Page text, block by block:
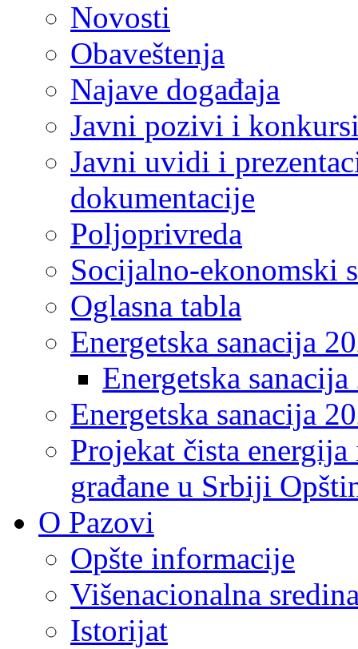
Novosti
Obaveštenja
Najave događaja
Javni pozivi i
Javni uvidi i
dokumentacije
Poljoprivreda
Socijalno-ekonomski
Oglasna tabla
Energetska sanacija
Energetska
Energetska sanacija
Projekat čista
građane u Srbiji
O Pazovi
Opšte informacije
Višenacionalna
Istorijat